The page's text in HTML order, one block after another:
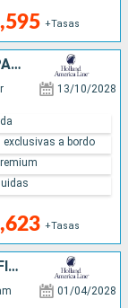
+Tasas
NORUEGA, PORTUGAL, REINO UNIDO, PAISES BAJOS, MARRUECOS
13/10/2028
+Tasas
a bordo
DINAMARCA, SUECIA, PAISES BAJOS, FINLANDIA, MARRUECOS, ALEMANIA, PORTUGAL, REINO UNIDO, ESTONIA
01/04/2028